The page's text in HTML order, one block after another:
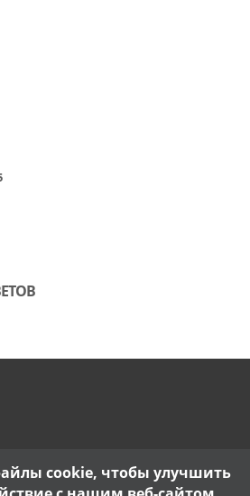
cookie, чтобы улучшить